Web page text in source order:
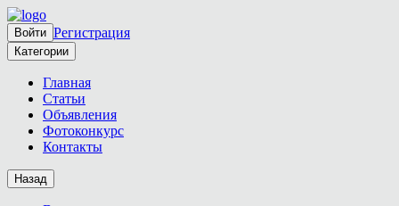
Войти Регистрация
Категории
Главная
Статьи
Объявления
Фотоконкурс
Контакты
Назад